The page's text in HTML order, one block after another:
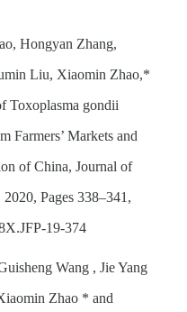
Hongyan Zhang,
Liu, Xiaomin Zhao,*
Toxoplasma gondii
Farmers’ Markets and
of China, Journal of
Pages 338–341,
19-374
Wang , Jie Yang
Zhao * and